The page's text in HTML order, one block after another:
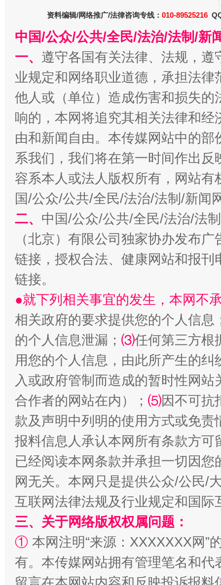
揭开“小金库”的免责幌子
全民健身五年计划来了！等你上场
资料编辑/网络推广/法律咨询专线： 010-89525216
中国/公众/公共/全民/法治/法制/新
一、 遵守各国有关法律、法规，
业规定和网络职业道德，承担法
他人或（单位）造成伤害和损失
响的，本网将追究其相关法律和
由和新闻自由。本传媒网站中的
系我们，我们将在第一时间作出
容系本人或法人版权所有，网站
国/公众/公共/全民/法治/法制/新闻
二、 中国/公众/公共/全民/法治/法
（北京）有限公司独家协办发布
链接，授权合法、健康网站和报
链接。
●就下列相关事宜的发生，本网不
相关政府的要求提供您的个人信息
的个人信息泄漏； ⑶任何第三方根
用您的个人信息，由此所产生的纠
入或政府管制而造成的暂时性网
合作者的网站在内）； ⑸因不可抗
款及声明中列明的使用方式或免责
报料信息人承认本网所有条款方
已经阅读本网条款并承担一切因
网无关。本网只是提供公众/公民/
互联网法律法规及行业规定和国
三、关于网络版权权属问题：
① 本网注明“来源：XXXXXXX网”
有。本传媒网站拥有管理笔名和